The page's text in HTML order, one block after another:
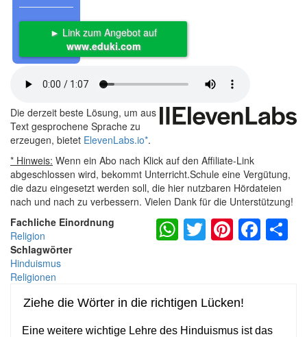
► Link zum Angebot auf
www.eduki.com
Die derzeit beste Lösung, um aus
Text gesprochene Sprache zu
erzeugen, bietet ElevenLabs.io*.
* Hinweis: Wenn ein Abo nach Klick auf den Affiliate-Link
abgeschlossen wird, bekommt Unterricht.Schule eine Vergütung,
die dazu eingesetzt werden soll, die hier nutzbaren Hördateien
nach und nach zu verbessern. Vielen Dank für die Unterstützung!
Fachliche Einordnung
Religion
Schlagwörter
Hinduismus
Religionen
WhatsApp
Twitter